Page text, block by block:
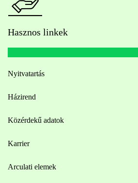
Hasznos linkek
Nyitvatartás
Házirend
Közérdekű adatok
Karrier
Arculati elemek